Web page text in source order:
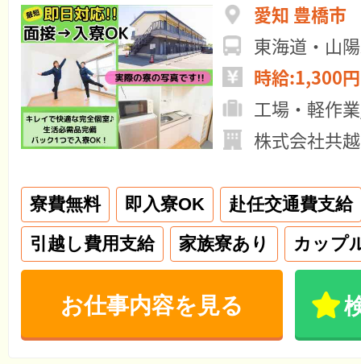
愛知 豊橋市
東海道・山
時給:1,300
工場・軽作
株式会社共
寮費無料 即入寮OK
赴任交通費支給
引越し費用支給
家族寮あり カップ
お仕事内容を見る